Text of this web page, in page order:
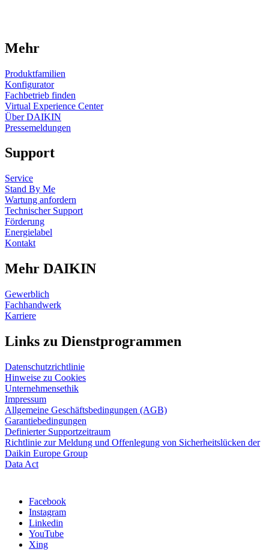
Mehr
Produktfamilien
Konfigurator
Fachbetrieb finden
Virtual Experience Center
Über DAIKIN
Pressemeldungen
Support
Service
Stand By Me
Wartung anfordern
Technischer Support
Förderung
Energielabel
Kontakt
Mehr DAIKIN
Gewerblich
Fachhandwerk
Karriere
Links zu Dienstprogrammen
Datenschutzrichtlinie
Hinweise zu Cookies
Unternehmensethik
Impressum
Allgemeine Geschäftsbedingungen (AGB)
Garantiebedingungen
Definierter Supportzeitraum
Richtlinie zur Meldung und Offenlegung von Sicherheitslücken der
Daikin Europe Group
Data Act
Facebook
Instagram
Linkedin
YouTube
Xing